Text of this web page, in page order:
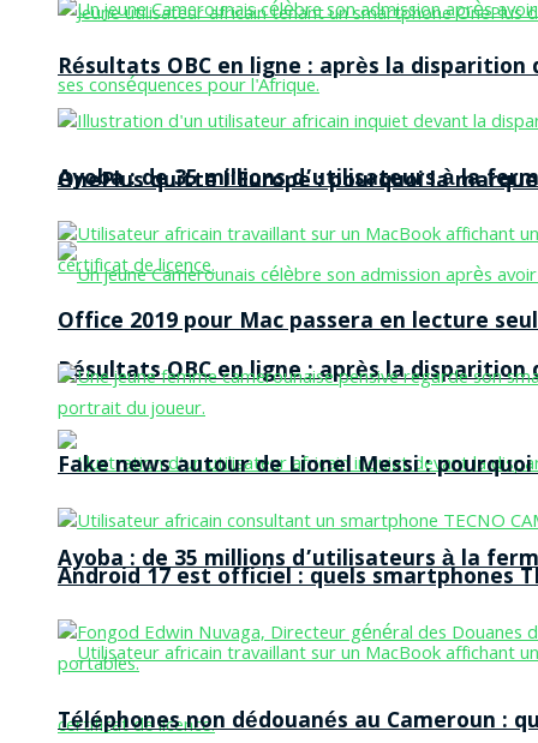
OnePlus quitte l’Europe : pourquoi la
Résultats OBC en ligne : après la disparition
Ayoba : de 35 millions d’utilisateurs à la
Résultats OBC en ligne : après la disparition
Ayoba : de 35 millions d’utilisateurs à la
Office 2019 pour Mac passera en lecture
Fake news autour de Lionel Messi :
Android 17 est officiel : quels smartphones
Téléphones non dédouanés au Cameroun :